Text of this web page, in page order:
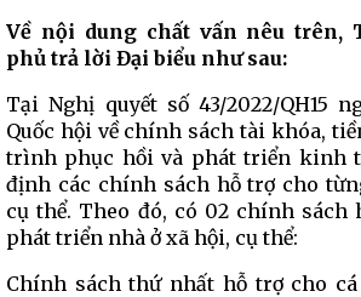
Về nội dung chất vấn nêu trên,
phủ trả lời Đại biểu như sau:
Tại Nghị quyết số 43/2022/QH15
Quốc hội về chính sách tài khóa,
trình phục hồi và phát triển kinh
định các chính sách hỗ trợ cho
cụ thể. Theo đó, có 02 chính sách
phát triển nhà ở xã hội, cụ thể:
Chính sách thứ nhất hỗ trợ cho